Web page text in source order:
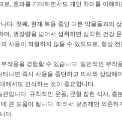
, 효과를 기대하면서도 개인 차이를 이해하
다. 첫째, 현재 복용 중인 다른 약물들과의
, 권장량을 넘어서 섭취하면 심각한 건강
사용이 적절하지 않을 수 있으므로, 항상 전
작용을 경험할 수 있습니다. 일반적인 부작
나면 즉시 사용을 중단하고 의사와 상담해
해서도 인식하는 것이 중요합니다.
입니다. 규칙적인 운동, 균형 잡힌 식사, 충
큰 도움이 됩니다. 따라서 보조제만 의존하
다.